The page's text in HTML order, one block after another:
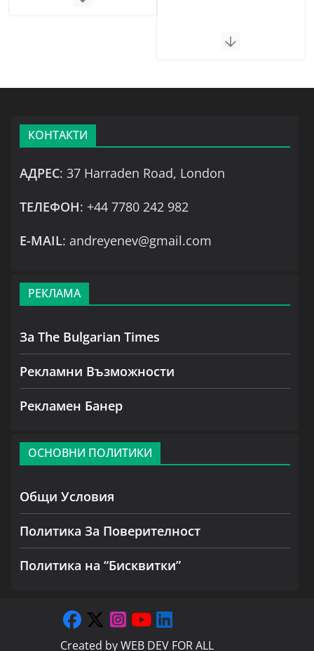
КОНТАКТИ
АДРЕС: 37 Harraden Road, London
ТЕЛЕФОН: +44 7780 242 982
Е-MAIL: andreyenev@gmail.com
РЕКЛАМА
За The Bulgarian Times
Рекламни Възможности
Рекламен Банер
ОСНОВНИ ПОЛИТИКИ
Общи Условия
Политика За Поверителност
Политика на “Бисквитки”
Created byWEB DEV FOR ALL